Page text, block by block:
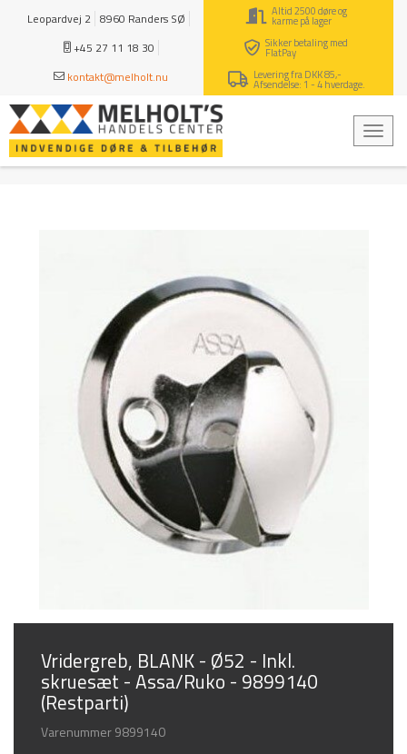
Leopardvej 2 8960 Randers SØ
+45 27 11 18 30
kontakt@melholt.nu
Altid 2500 døre og
karme på lager
Sikker betaling med
FlatPay
Levering fra DKK 85,-
Afsendelse: 1 - 4 hverdage.
Vridergreb, BLANK - Ø52 - Inkl.
skruesæt - Assa/Ruko - 9899140
(Restparti)
Varenummer9899140